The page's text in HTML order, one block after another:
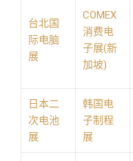
台北国
际电脑
展
COMEX
消费电
子展(新
加坡)
日本二
次电池
展
韩国电
子制程
展